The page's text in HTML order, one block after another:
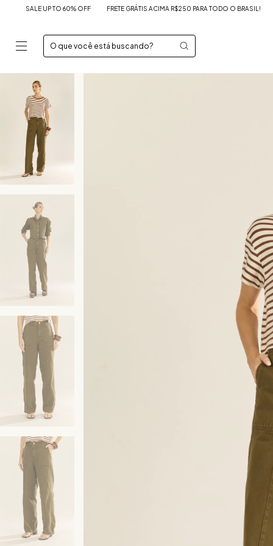
TO 60% OFF FRETE GRÁTIS ACIMA R$250 PARA TODO O BRASIL! SALE UP TO